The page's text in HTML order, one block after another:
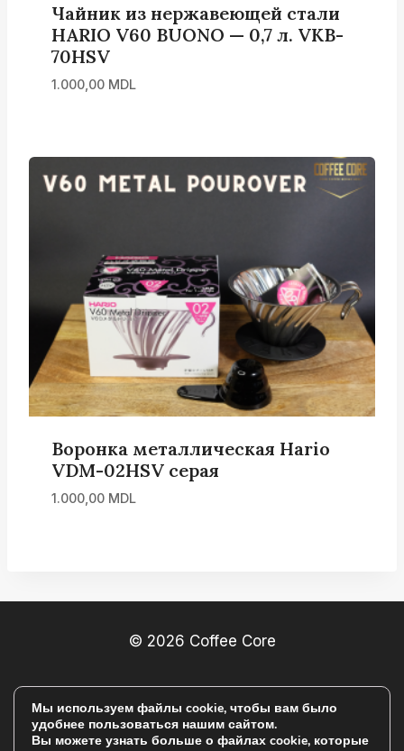
Чайник из нержавеющей стали
HARIO V60 BUONO — 0,7 л. VKB-
70HSV
1.000,00 MDL
Воронка металлическая Hario
VDM-02HSV серая
1.000,00 MDL
© 2026 Coffee Core
УСЛОВИЯ И ПОЛОЖЕНИЯ
Мы используем файлы cookie, чтобы вам было
удобнее пользоваться нашим сайтом.
Вы можете узнать больше о файлах cookie, которые